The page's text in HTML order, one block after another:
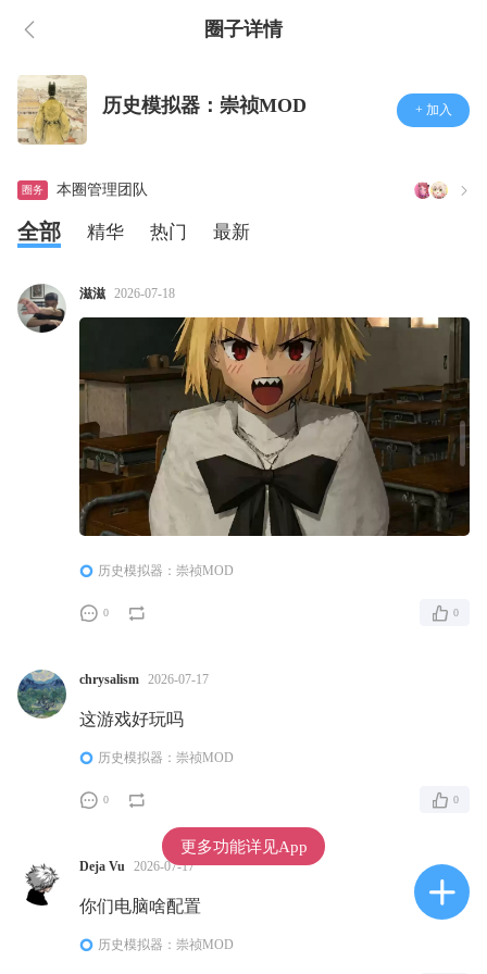
圈子详情
历史模拟器：崇祯MOD + 加入
圈务 本圈管理团队
全部 精华 热门 最新
滋滋 2026-07-18
历史模拟器：崇祯MOD
0 0
chrysalism 2026-07-17
这游戏好玩吗
历史模拟器：崇祯MOD
0 0
Deja Vu 2026-07-17
你们电脑啥配置
历史模拟器：崇祯MOD
更多功能详见App